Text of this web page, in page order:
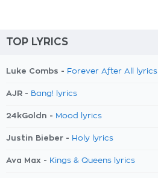
TOP LYRICS
Luke Combs - Forever After All lyrics
AJR - Bang! lyrics
24kGoldn - Mood lyrics
Justin Bieber - Holy lyrics
Ava Max - Kings & Queens lyrics